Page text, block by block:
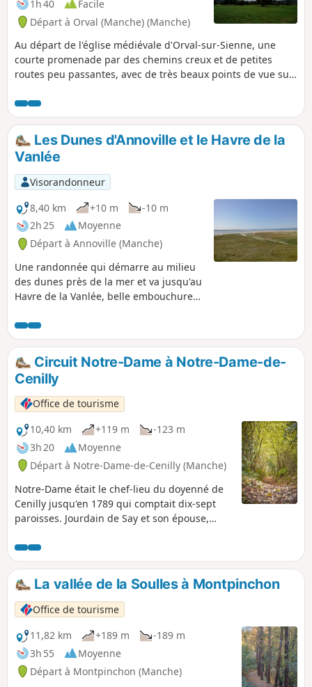
1h 40
Facile
Départ à Orval (Manche) (Manche)
Au départ de l'église médiévale d'Orval-sur-Sienne, une
courte promenade par des chemins creux et de petites
routes peu passantes, avec de très beaux points de vue sur
Les Dunes d'Annoville et le Havre de la
Vanlée
Visorandonneur
8,40 km
+10 m
-10 m
2h 25
Moyenne
Départ à Annoville (Manche)
Une randonnée qui démarre au milieu
des dunes près de la mer et va jusqu'au
Havre de la Vanlée, belle embouchure
retour s'effectue plus à l'intérieur et
permet par temps chaud de bénéficier
d'ombrages appréciables.
Circuit Notre-Dame à Notre-Dame-de-
Cenilly
Office de tourisme
10,40 km
+119 m
-123 m
3h 20
Moyenne
Départ à Notre-Dame-de-Cenilly (Manche)
Notre-Dame était le chef-lieu du doyenné de
Cenilly jusqu'en 1789 qui comptait dix-sept
paroisses. Jourdain de Say et son épouse,
Cenilly en 1098. Ils étaient alors propriétaires
de tous les fiefs de Cenilly (dont Ouville et
Lengronne). C'est dire si ce village a des
choses à raconter.
La vallée de la Soulles à Montpinchon
Office de tourisme
11,82 km
+189 m
-189 m
3h 55
Moyenne
Départ à Montpinchon (Manche)